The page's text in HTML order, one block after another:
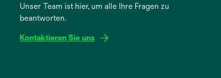
neuen
Registerkarte
Unser Team ist hier, um alle Ihre Fragen zu
beantworten.
Kontaktieren Sie uns